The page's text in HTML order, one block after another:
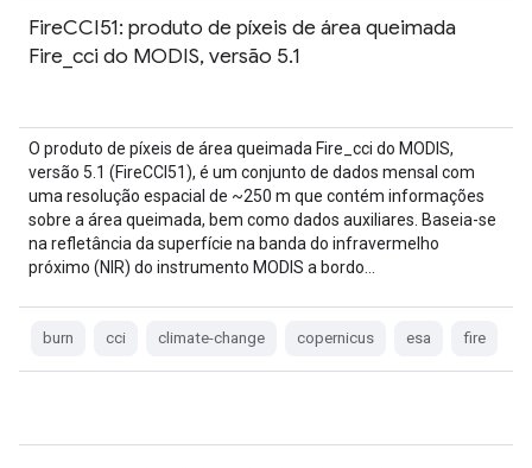
FireCCI51: produto de píxeis de área queimada
Fire_cci do MODIS, versão 5.1
O produto de píxeis de área queimada Fire_cci do MODIS,
versão 5.1 (FireCCI51), é um conjunto de dados mensal com
uma resolução espacial de ~250 m que contém informações
sobre a área queimada, bem como dados auxiliares. Baseia-se
na refletância da superfície na banda do infravermelho
próximo (NIR) do instrumento MODIS a bordo…
burn cci climate-change copernicus esa fire